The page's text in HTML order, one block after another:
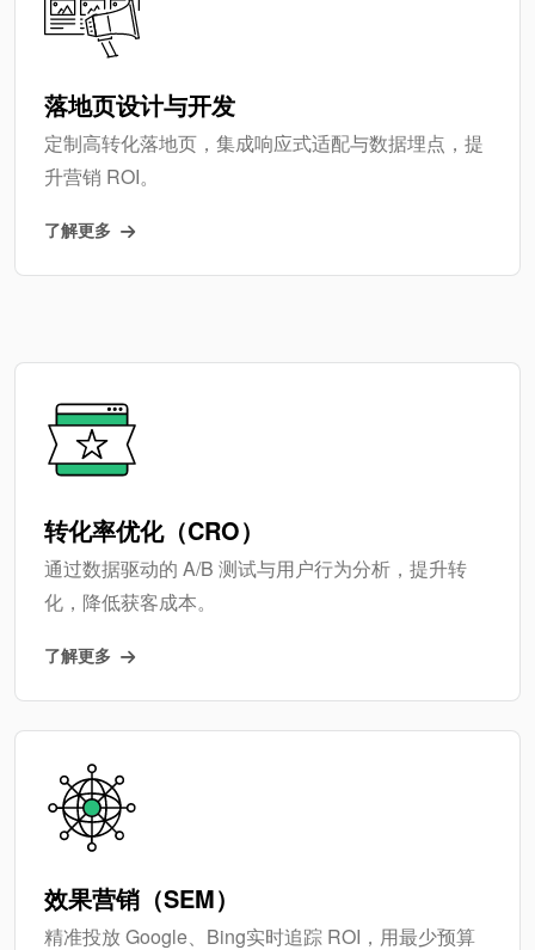
落地页设计与开发
定制高转化落地页，集成响应式适配与数据埋点，提
升营销 ROI。
了解更多
转化率优化（CRO）
通过数据驱动的 A/B 测试与用户行为分析，提升转
化，降低获客成本。
了解更多
效果营销（SEM）
精准投放 Google、Bing实时追踪 ROI，用最少预算